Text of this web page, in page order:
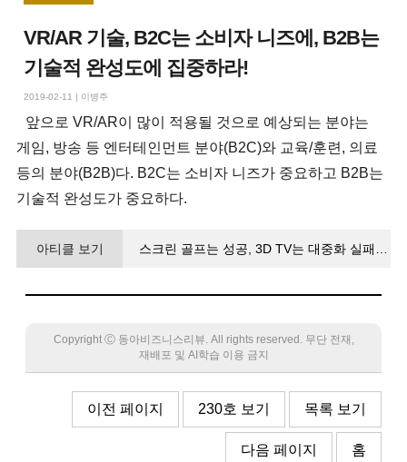
VR/AR 기술, B2C는 소비자 니즈에, B2B는
기술적 완성도에 집중하라!
2019-02-11 | 이병주
앞으로 VR/AR이 많이 적용될 것으로 예상되는 분야는
게임, 방송 등 엔터테인먼트 분야(B2C)와 교육/훈련, 의료
등의 분야(B2B)다. B2C는 소비자 니즈가 중요하고 B2B는
기술적 완성도가 중요하다.
아티클 보기
스크린 골프는 성공, 3D TV는 대중화 실패…
Copyright Ⓒ 동아비즈니스리뷰. All rights reserved. 무단 전재,
재배포 및 AI학습 이용 금지
이전 페이지 230호 보기 목록 보기
다음 페이지 홈